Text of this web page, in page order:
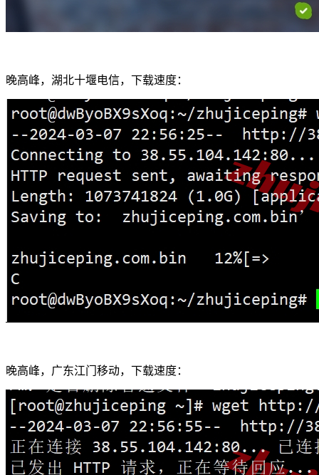
晚高峰，湖北十堰电信，下载速度：
晚高峰，广东江门移动，下载速度：